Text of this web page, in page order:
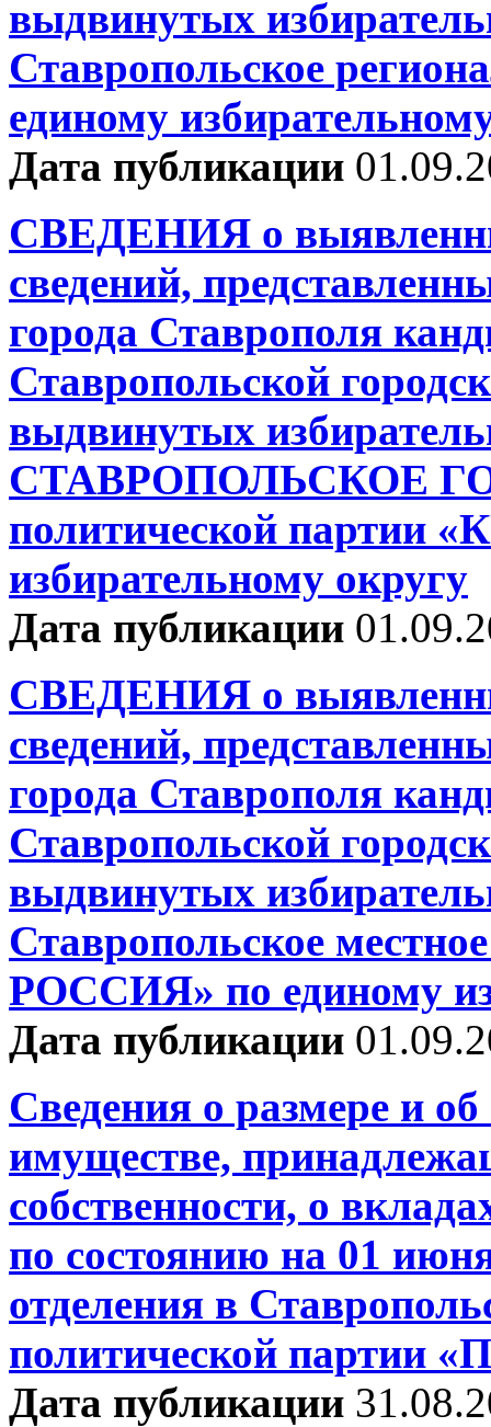
выдвинутых
Ставропольское
единому
Дата публикации
СВЕДЕНИЯ о
сведений,
города Ставрополя
Ставропольской
выдвинутых
СТАВРОПОЛЬСКОЕ
политической партии
избирательному округу
Дата публикации
СВЕДЕНИЯ о
сведений,
города Ставрополя
Ставропольской
выдвинутых
Ставропольское
РОССИЯ» по единому
Дата публикации
Сведения о размере и
имуществе,
собственности, о
по состоянию на 01
отделения в
политической партии
Дата публикации